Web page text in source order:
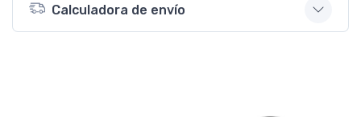
Calculadora de envío